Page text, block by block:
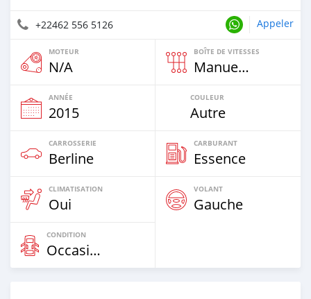
+22462 556 5126 Appeler
MOTEUR
N/A
BOÎTE DE VITESSES
Manuelle
ANNÉE
2015
COULEUR
Autre
CARROSSERIE
Berline
CARBURANT
Essence
CLIMATISATION
Oui
VOLANT
Gauche
CONDITION
Occasion